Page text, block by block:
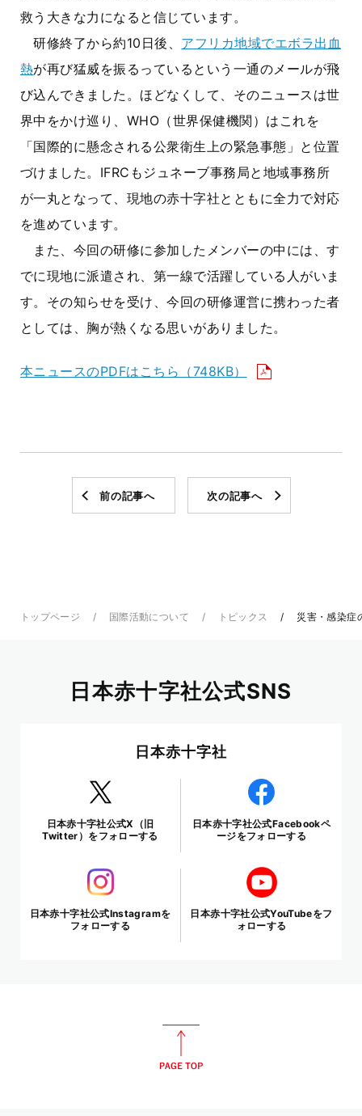
救う大きな力になると信じています。
研修終了から約10 日後、 アフリカ地域でエボラ出血
熱が再び猛威を振るっているという一通のメールが飛
び込んできました。ほどなくして、そのニュースは世
界中をかけ巡り、 WHO （世界保健機関）はこれを
「国際的に懸念される公衆衛生上の緊急事態」と位置
づけました。 IFRC もジュネーブ事務局と地域事務所
が一丸となって、現地の赤十字社とともに全力で対応
を進めています。
また、今回の研修に参加したメンバーの中には、す
でに現地に派遣され、第一線で活躍している人がいま
す。その知らせを受け、今回の研修運営に携わった者
としては、胸が熱くなる思いがありました。
本ニュースのPDFはこちら（748KB）
前の記事へ 次の記事へ
トップページ 国際活動について トピックス 災害・感染症
日本赤十字社公式SNS
日本赤十字社
日本赤十字社公式X（旧
Twitter）をフォローする
日本赤十字社公式Facebookペ
ージをフォローする
日本赤十字社公式Instagramを
フォローする
日本赤十字社公式YouTubeをフ
ォローする